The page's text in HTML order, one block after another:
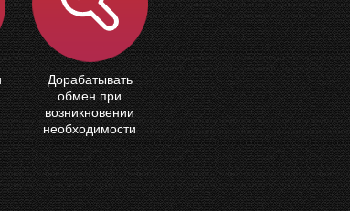
Дорабатывать
обмен при
возникновении
необходимости